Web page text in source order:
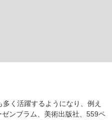
く活躍するようになり、例え
ンブラム、美術出版社、559ペ